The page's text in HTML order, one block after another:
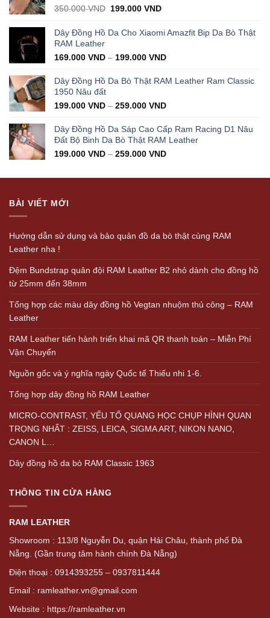
350.000VND Original
was:
199.000VNDCurrent
is:
199.000 VND.
Dây Đồng Hồ Da Cho Xiaomi Amazfit Bip Da Bò Thật
RAM Leather
169.000 VND – 199.000 VND
Dây Đồng Hồ Da Bò Thật RAM Leather Ram Classic
1950 Nâu đất
199.000 VND – 259.000 VND
Dây Đồng Hồ Da Sáp Cao Cấp Ram Racing D1 Nâu
Đất Bộ Binh Da Bò Thật RAM Leather
199.000 VND – 259.000 VND
BÀI VIẾT MỚI
Hướng dẫn sử dụng và bảo quản đồ da bò thật cùng RAM
Leather nha !
Đệm Bundstrap quân đội RAM Leather B2 nhỏ dành cho đồng hồ
từ 25mm đến 38mm
Tổng hợp các màu dây đồng hồ Vegtan nhuộm thủ công – RAM
Leather
RAM Leather tiến hành triển khai mã QR thanh toán – Miễn Phí
Vận Chuyển
Nguồn gốc và ý nghĩa ngày Quốc tế Thiếu nhi 1-6.
Tổng hợp dây đồng hồ RAM Leather
MICRO-CONTRAST, YẾU TỐ QUANG HỌC CHỤP HÌNH QUAN
TRỌNG NHẤT : ZEISS, LEICA, SIGMA ART, NIKON NANO,
CANON L…
Dây đồng hồ da bò RAM Classic 1963
THÔNG TIN CỬA HÀNG
RAM LEATHER
Showroom : 113/8 Nguyễn Du, quận Hải Châu, thành phố Đà
Nẵng. (Gần trung tâm hành chính Đà Nẵng)
Điện thoại : 0914393255 – 0937811444
Email : ramleather.vn@gmail.com
Website : https://ramleather.vn